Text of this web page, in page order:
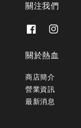
關注我們
關於熱血
商店簡介
營業資訊
最新消息